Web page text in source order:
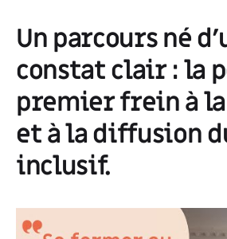
Un parcours né
constat clair : la
premier frein à
et à la diffusion
inclusif.